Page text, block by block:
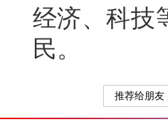
经济、科技
民。
推荐给朋友